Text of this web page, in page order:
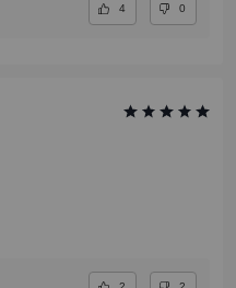
4 0